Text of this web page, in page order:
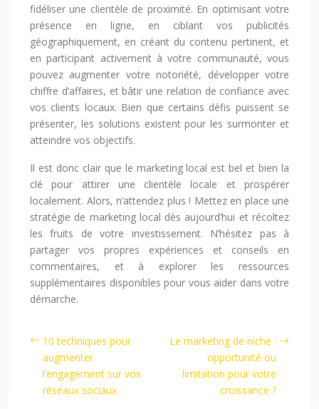
fidéliser une clientèle de proximité. En optimisant votre
présence en ligne, en ciblant vos publicités
géographiquement, en créant du contenu pertinent, et
en participant activement à votre communauté, vous
pouvez augmenter votre notoriété, développer votre
chiffre d’affaires, et bâtir une relation de confiance avec
vos clients locaux. Bien que certains défis puissent se
présenter, les solutions existent pour les surmonter et
atteindre vos objectifs.
Il est donc clair que le marketing local est bel et bien la
clé pour attirer une clientèle locale et prospérer
localement. Alors, n’attendez plus ! Mettez en place une
stratégie de marketing local dès aujourd’hui et récoltez
les fruits de votre investissement. N’hésitez pas à
partager vos propres expériences et conseils en
commentaires, et à explorer les ressources
supplémentaires disponibles pour vous aider dans votre
démarche.
10 techniques pour
augmenter
l’engagement sur vos
réseaux sociaux
Le marketing de niche :
opportunité ou
limitation pour votre
croissance ?